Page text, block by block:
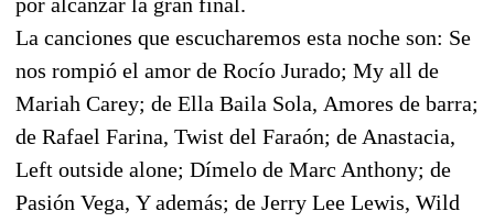
La canciones que escucharemos esta noche son: Se
nos rompió el amor de Rocío Jurado; My all de
Mariah Carey; de Ella Baila Sola, Amores de barra;
de Rafael Farina, Twist del Faraón; de Anastacia,
Left outside alone; Dímelo de Marc Anthony; de
Pasión Vega, Y además; de Jerry Lee Lewis, Wild